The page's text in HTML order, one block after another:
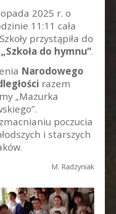
2025 r. o
11:11 cała
przystąpiła do
„Szkoła do hymnu”.
Narodowego
razem
„Mazurka
poczucia
i starszych
M. Radzyniak